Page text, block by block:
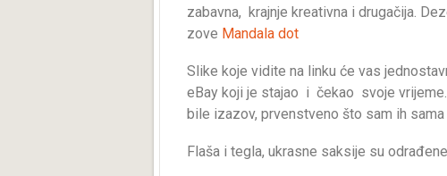
zabavna, krajnje kreativna i drugačija.
zove Mandala dot
Slike koje vidite na linku će vas
eBay koji je stajao i čekao svoje
bile izazov, prvenstveno što sam ih
Flaša i tegla, ukrasne saksije su